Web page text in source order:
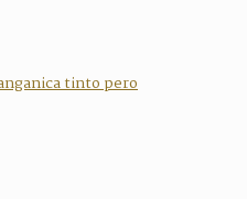
tinto pero